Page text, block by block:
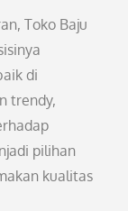
Toko Baju
di
trendy,
pilihan
kualitas